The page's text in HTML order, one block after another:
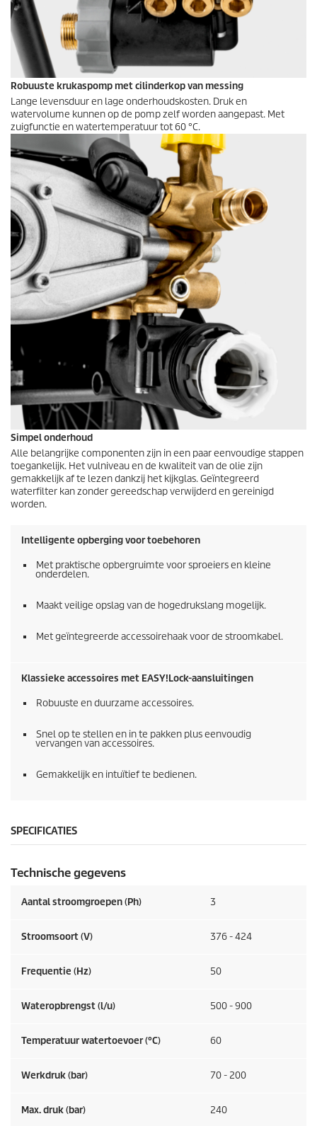
Robuuste krukaspomp met cilinderkop van messing
Lange levensduur en lage onderhoudskosten. Druk en
watervolume kunnen op de pomp zelf worden aangepast. Met
zuigfunctie en watertemperatuur tot 60 °C.
Simpel onderhoud
Alle belangrijke componenten zijn in een paar eenvoudige stappen
toegankelijk. Het vulniveau en de kwaliteit van de olie zijn
gemakkelijk af te lezen dankzij het kijkglas. Geïntegreerd
waterfilter kan zonder gereedschap verwijderd en gereinigd
worden.
Intelligente opberging voor toebehoren
Met praktische opbergruimte voor sproeiers en kleine
onderdelen.
Maakt veilige opslag van de hogedrukslang mogelijk.
Met geïntegreerde accessoirehaak voor de stroomkabel.
Klassieke accessoires met EASY!Lock-aansluitingen
Robuuste en duurzame accessoires.
Snel op te stellen en in te pakken plus eenvoudig
vervangen van accessoires.
Gemakkelijk en intuïtief te bedienen.
SPECIFICATIES
Technische gegevens
Aantal stroomgroepen (Ph) 3
Stroomsoort (V) 376 - 424
Frequentie (Hz) 50
Wateropbrengst (l/u) 500 - 900
Temperatuur watertoevoer (°C) 60
Werkdruk (bar) 70 - 200
Max. druk (bar) 240